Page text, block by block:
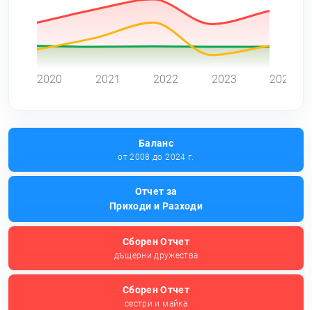
2020 2021 2022 2023 2024
Баланс
от 2008 до 2024 г.
Отчет за
Приходи и Разходи
Сборен Отчет
дъщерни дружества
Сборен Отчет
сестри и майка